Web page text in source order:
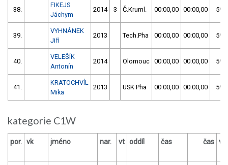
38.
FIKEJS
Jáchym
2014 3 Č.Kruml. 00:00,00 00:00,00
39.
VYHNÁNEK
Jiří
2013 Tech.Pha 00:00,00 00:00,00
40.
VELEŠÍK
Antonín
2014 Olomouc 00:00,00 00:00,00
41.
KRATOCHVÍL
Mika
2013 USK Pha 00:00,00 00:00,00
kategorie C1W
por. vk jméno nar. vt oddíl čas čas